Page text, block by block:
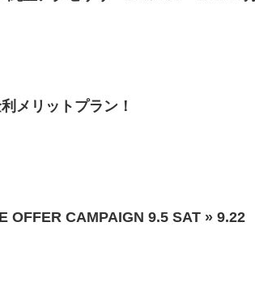
メリットプラン！
CAMPAIGN 9.5 SAT » 9.22